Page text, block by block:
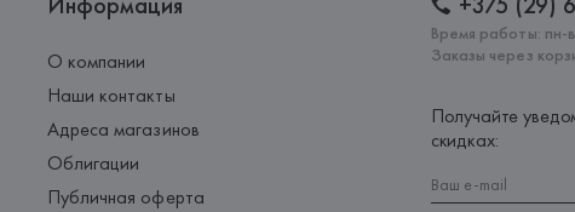
О компании
Наши контакты
Адреса магазинов
Облигации
Публичная оферта
Время работы: пн-
Заказы через
Получайте
скидках: